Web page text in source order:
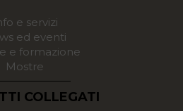
e servizi
ed eventi
e formazione
Mostre
COLLEGATI